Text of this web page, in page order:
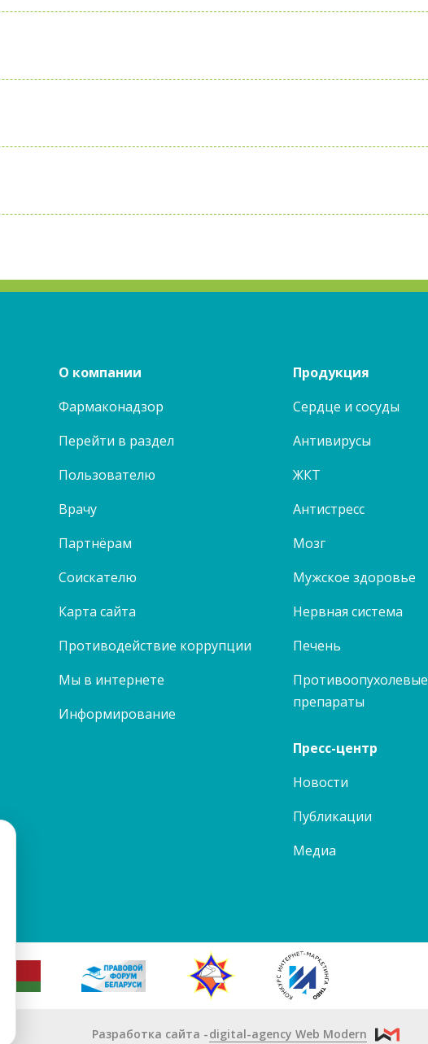
О компании
Фармаконадзор
Перейти в раздел
Пользователю
Врачу
Партнёрам
Соискателю
Карта сайта
Противодействие коррупции
Мы в интернете
Информирование
Продукция
Сердце и сосуды
Антивирусы
ЖКТ
Антистресс
Мозг
Мужское здоровье
Нервная система
Печень
Противоопухолевые
препараты
Пресс-центр
Новости
Публикации
Медиа
Разработка сайта digital-agency Web Modern